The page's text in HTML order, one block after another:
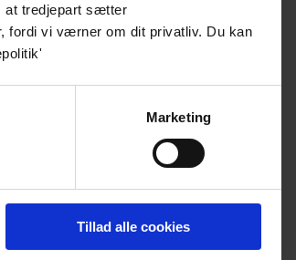
at tredjepart sætter
fordi vi værner om dit privatliv. Du kan
Marketing
Tillad alle cookies